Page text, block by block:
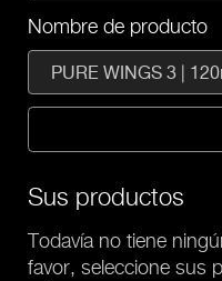
Nombre de producto
PURE WINGS 3 |
Sus productos
Todavía no tiene
favor, seleccione sus